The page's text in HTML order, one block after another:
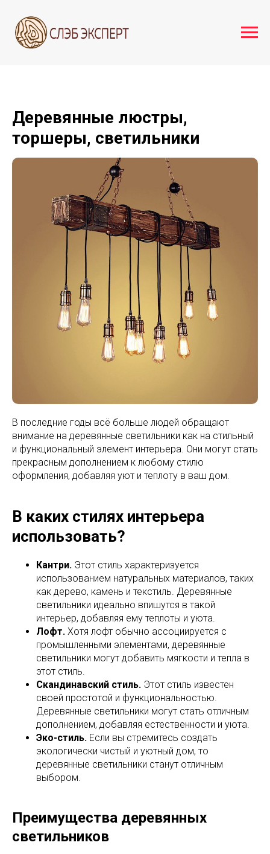
Деревянные люстры,
торшеры, светильники
В последние годы всё больше людей обращают
внимание на деревянные светильники как на стильный
и функциональный элемент интерьера. Они могут стать
прекрасным дополнением к любому стилю
оформления, добавляя уют и теплоту в ваш дом.
В каких стилях интерьера
использовать?
Кантри. Этот стиль характеризуется
использованием натуральных материалов, таких
как дерево, камень и текстиль. Деревянные
светильники идеально впишутся в такой
интерьер, добавляя ему теплоты и уюта.
Лофт. Хотя лофт обычно ассоциируется с
промышленными элементами, деревянные
светильники могут добавить мягкости и тепла в
этот стиль.
Скандинавский стиль. Этот стиль известен
своей простотой и функциональностью.
Деревянные светильники могут стать отличным
дополнением, добавляя естественности и уюта.
Эко-стиль. Если вы стремитесь создать
экологически чистый и уютный дом, то
деревянные светильники станут отличным
выбором.
Преимущества деревянных
светильников